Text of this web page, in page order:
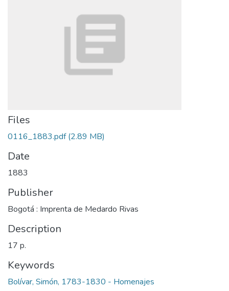
Files
0116_1883.pdf(2.89 MB)
Date
1883
Publisher
Bogotá : Imprenta de Medardo Rivas
Description
17 p.
Keywords
Bolívar, Simón, 1783-1830 - Homenajes